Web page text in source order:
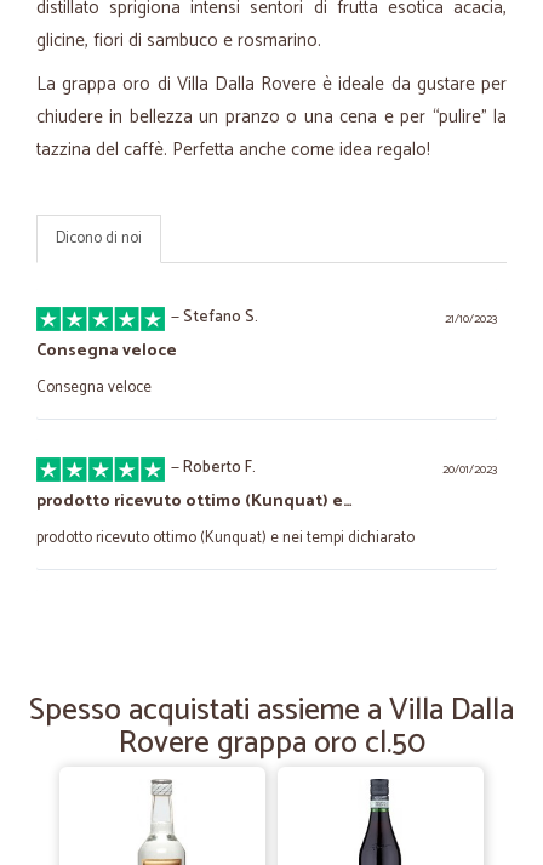
distillato sprigiona intensi sentori di frutta esotica acacia,
glicine, fiori di sambuco e rosmarino.
La grappa oro di Villa Dalla Rovere è ideale da gustare per
chiudere in bellezza un pranzo o una cena e per “pulire” la
tazzina del caffè. Perfetta anche come idea regalo!
Dicono di noi
21/10/2023
—Stefano S.
Consegna veloce
Consegna veloce
20/01/2023
—Roberto F.
prodotto ricevuto ottimo (Kunquat) e…
prodotto ricevuto ottimo (Kunquat) e nei tempi dichiarato
Veloci e precisi!
Spesso acquistati assieme a Villa Dalla
Rovere grappa oro cl.50